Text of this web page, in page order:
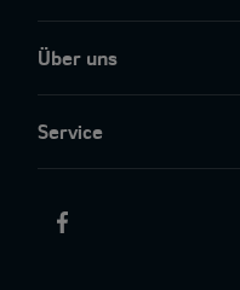
Über uns
Service